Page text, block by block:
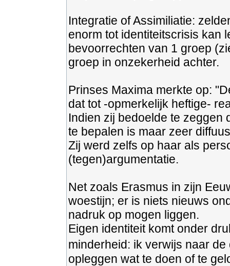
Integratie of Assimiliatie:
enorm tot identiteitscrisis kan
bevoorrechten van 1 groep
groep in onzekerheid achter.
Prinses Maxima merkte op:
dat tot -opmerkelijk heftige-
Indien zij bedoelde te zeggen
te bepalen is maar zeer
Zij werd zelfs op haar als
(tegen)argumentatie.
Net zoals Erasmus in zijn
woestijn; er is niets nieuws
nadruk op mogen liggen.
Eigen identiteit komt onder
minderheid: ik verwijs naar
opleggen wat te doen of te